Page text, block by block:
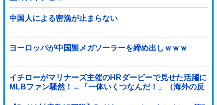
中国人による密漁が止まらない
ヨーロッパが中国製メガソーラーを締め出しｗｗｗ
イチローがマリナーズ主催のHRダービーで見せた活躍に
MLBファン騒然！←「一体いくつなんだ！」（海外の反
応）